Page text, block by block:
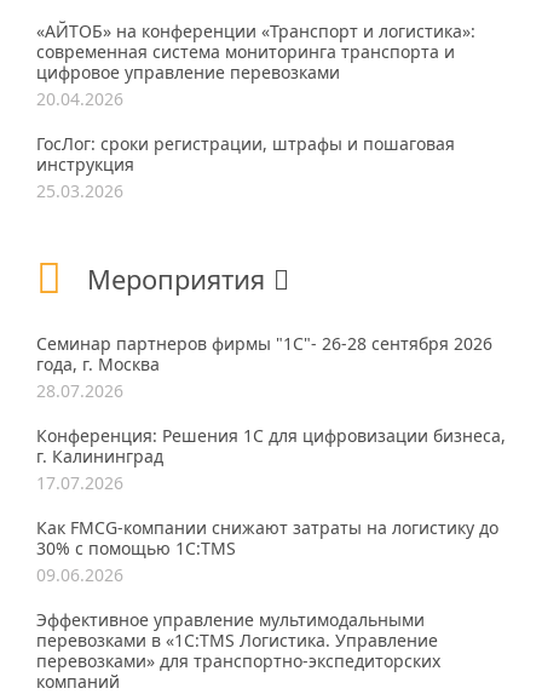
«АЙТОБ» на конференции «Транспорт и логистика»:
современная система мониторинга транспорта и
цифровое управление перевозками
20.04.2026
ГосЛог: сроки регистрации, штрафы и пошаговая
инструкция
25.03.2026
Мероприятия
Семинар партнеров фирмы "1С"- 26-28 сентября 2026
года, г. Москва
28.07.2026
Конференция: Решения 1С для цифровизации бизнеса,
г. Калининград
17.07.2026
Как FMCG-компании снижают затраты на логистику до
30% с помощью 1С:TMS
09.06.2026
Эффективное управление мультимодальными
перевозками в «1С:TMS Логистика. Управление
перевозками» для транспортно-экспедиторских
компаний